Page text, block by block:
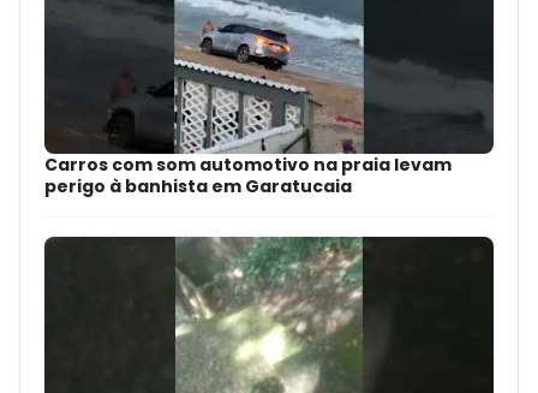
Carros com som automotivo na praia levam
perigo à banhista em Garatucaia